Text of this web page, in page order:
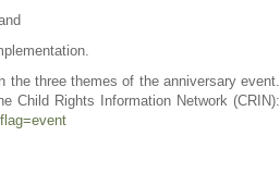
the three themes of the anniversary event.
Child Rights Information Network (CRIN):